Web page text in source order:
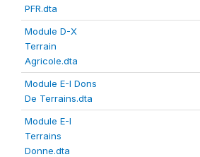
PFR.dta
Module D-X
Terrain
Agricole.dta
Module E-I Dons
De Terrains.dta
Module E-I
Terrains
Donne.dta